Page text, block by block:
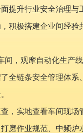
提升行业安全治理与
积极搭建企业间经验
间，观摩自动化生产
全链条安全管理体系
，实地查看车间现场
磨作业规范、中频炉